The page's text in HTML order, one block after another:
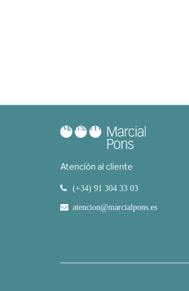
Atención al cliente
(+34) 91 304 33 03
atencion@marcialpons.es